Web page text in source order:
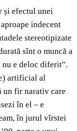
și efectul unei
indecent
stereotipizate
sînt o muncă a
e deloc diferit”.
artificial al
un fir narativ care
în el – e
în jurul vîrstei